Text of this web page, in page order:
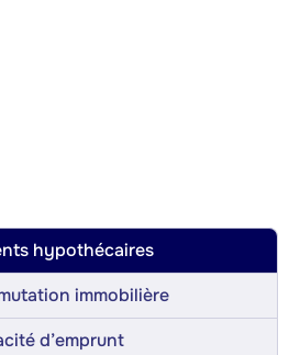
hypothécaires
immobilière
d’emprunt